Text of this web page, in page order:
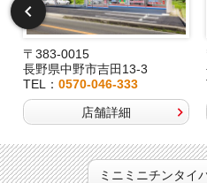
〒383-0015
長野県中野市吉田13-3
TEL： 0570-046-333
店舗詳細
ミニミニチンタイ